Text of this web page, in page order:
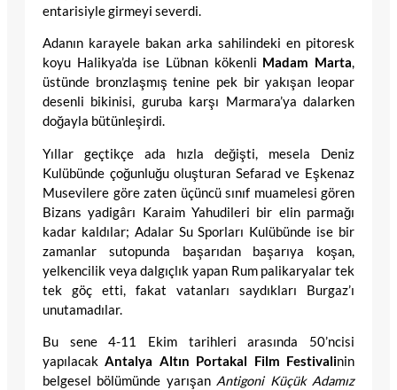
entarisiyle girmeyi severdi.
Adanın karayele bakan arka sahilindeki en pitoresk
koyu Halikya’da ise Lübnan kökenli Madam Marta,
üstünde bronzlaşmış tenine pek bir yakışan leopar
desenli bikinisi, guruba karşı Marmara’ya dalarken
doğayla bütünleşirdi.
Yıllar geçtikçe ada hızla değişti, mesela Deniz
Kulübünde çoğunluğu oluşturan Sefarad ve Eşkenaz
Musevilere göre zaten üçüncü sınıf muamelesi gören
Bizans yadigârı Karaim Yahudileri bir elin parmağı
kadar kaldılar; Adalar Su Sporları Kulübünde ise bir
zamanlar sutopunda başarıdan başarıya koşan,
yelkencilik veya dalgıçlık yapan Rum palikaryalar tek
tek göç etti, fakat vatanları saydıkları Burgaz’ı
unutamadılar.
Bu sene 4-11 Ekim tarihleri arasında 50’ncisi
yapılacakAntalya Altın Portakal Film Festivalinin
belgesel bölümünde yarışan Antigoni Küçük Adamız